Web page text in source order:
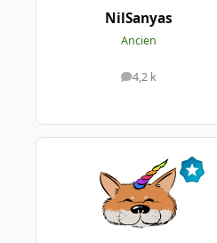
NilSanyas
Ancien
4,2 k
messages